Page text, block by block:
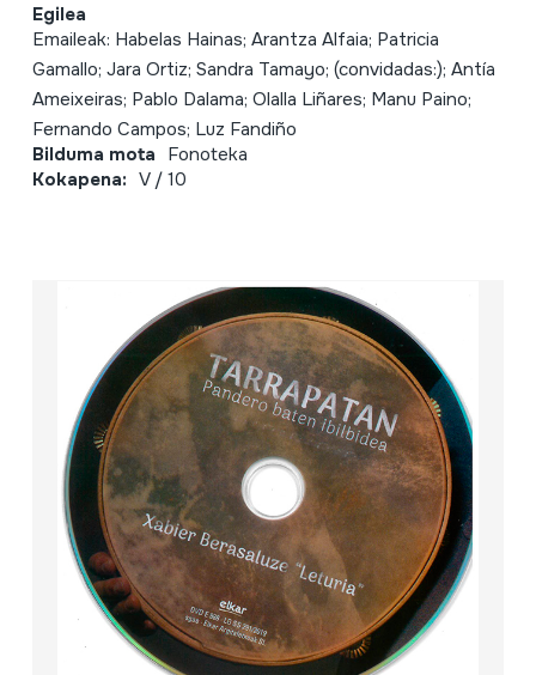
Egilea
Emaileak: Habelas Hainas; Arantza Alfaia; Patricia
Gamallo; Jara Ortiz; Sandra Tamayo; (convidadas:); Antía
Ameixeiras; Pablo Dalama; Olalla Liñares; Manu Paino;
Fernando Campos; Luz Fandiño
Bilduma mota Fonoteka
Kokapena: V / 10